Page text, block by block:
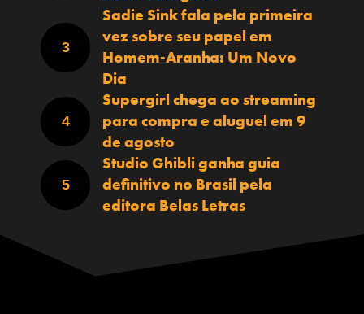
Sadie Sink fala pela primeira
vez sobre seu papel em
Homem-Aranha: Um Novo
Dia
Supergirl chega ao streaming
para compra e aluguel em 9
de agosto
Studio Ghibli ganha guia
definitivo no Brasil pela
editora Belas Letras